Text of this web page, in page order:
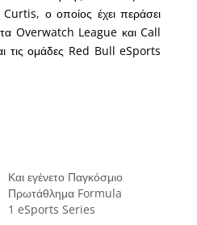
ο οποίος έχει περάσει
Overwatch League και Call
τις ομάδες Red Bull eSports
Και εγένετο Παγκόσμιο
Πρωτάθλημα Formula
1 eSports Series